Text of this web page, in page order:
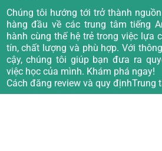
Chúng tôi hướng tới trở thành
hàng đầu về các trung tâm tiếng
hành cùng thế hệ trẻ trong việc lựa
tín, chất lượng và phù hợp. Với
cậy, chúng tôi giúp bạn đưa ra
việc học của mình. Khám phá ngay!
Cách đăng review và quy địnhTrung